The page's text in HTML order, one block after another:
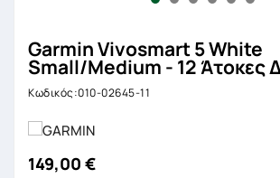
Garmin Vivosmart 5 White
Small/Medium - 12 Άτοκες
Κωδικός:010-02645-11
149,00 €